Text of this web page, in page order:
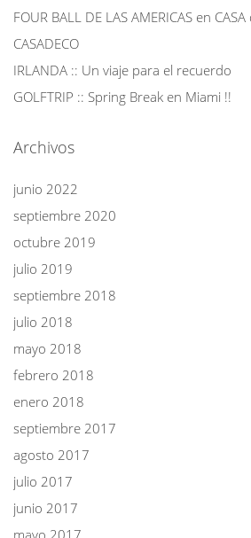
FOUR BALL DE LAS AMERICAS en
CASADECO
IRLANDA :: Un viaje para el recuerdo
GOLFTRIP :: Spring Break en Miami !!
Archivos
junio 2022
septiembre 2020
octubre 2019
julio 2019
septiembre 2018
julio 2018
mayo 2018
febrero 2018
enero 2018
septiembre 2017
agosto 2017
julio 2017
junio 2017
mayo 2017